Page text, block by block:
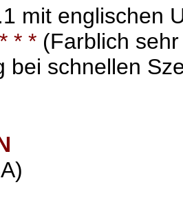
mit englischen
* * * (Farblich
bei schnellen